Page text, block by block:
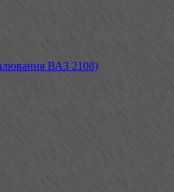
ВАЗ 2108)